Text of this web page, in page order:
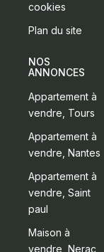
cookies
Plan du site
NOS
ANNONCES
Appartement à
vendre, Tours
Appartement à
vendre, Nantes
Appartement à
vendre, Saint
paul
Maison à
vendre, Nerac